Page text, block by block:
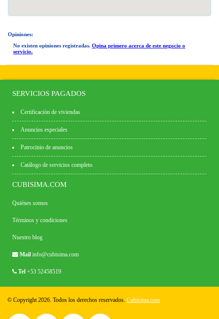
Opiniones:
No existen opiniones registradas. Opina primero acerca de este negocio o
servicio.
SERVICIOS PAGADOS
Certificación de viviendas
Anuncios especiales
Patrocinio de anuncios
Catálogo de servicios completo
CUBISIMA.COM
Quiénes somos
Términos y condiciones
Nuestro blog
Mail info@cubisima.com
Tel +53 52458519
© Copyright 2026. Todos los derechos reservados. Cubisima.com